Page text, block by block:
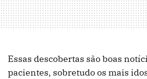
Essas descobertas são boas
pacientes, sobretudo os mais